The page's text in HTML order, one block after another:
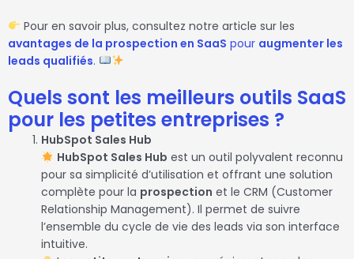
Pour en savoir plus, consultez notre article sur les
avantages de la prospection en SaaS pour augmenter les
leads qualifiés.
Quels sont les meilleurs outils SaaS
pour les petites entreprises ?
HubSpot Sales Hub
HubSpot Sales Hub est un outil polyvalent reconnu
pour sa simplicité d’utilisation et offrant une solution
complète pour la prospection et le CRM (Customer
Relationship Management). Il permet de suivre
l’ensemble du cycle de vie des leads via son interface
intuitive.